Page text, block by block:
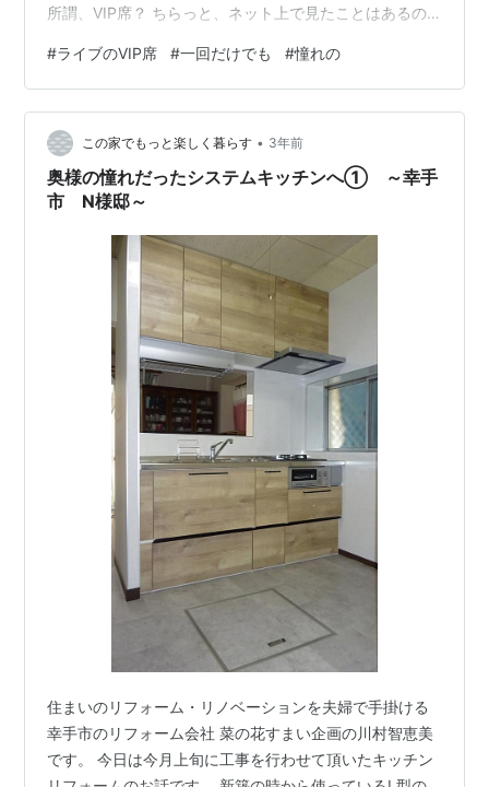
所謂、VIP席？ ちらっと、ネット上で見たことはあるの
う席を取ったことは無いのである。 特典などが一切ない
最前列なら、何回か取ったことはあります。ちょっと、
気恥ずかしいものがあるんだよねｗｗｗメイクよれてな
いかな…とか、変に気にするｗ だけど、最前列ってだけ
で私はアーティストさんが見られるだけでいいやって、
思っていたん…
#ライブのVIP席 #一回だけでも #憧れの
この家でもっと楽しく暮らす • 3年前
奥様の憧れだったシステムキッチンへ① ～幸手
市 N様邸～
住まいのリフォーム・リノベーションを夫婦で手掛ける
幸手市のリフォーム会社 菜の花すまい企画の川村智恵美
です。 今日は今月上旬に工事を行わせて頂いたキッチン